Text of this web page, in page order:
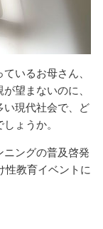
いるお母さん、
望まないのに、
い現代社会で、ど
ょうか。
ングの普及啓発
性教育イベントに